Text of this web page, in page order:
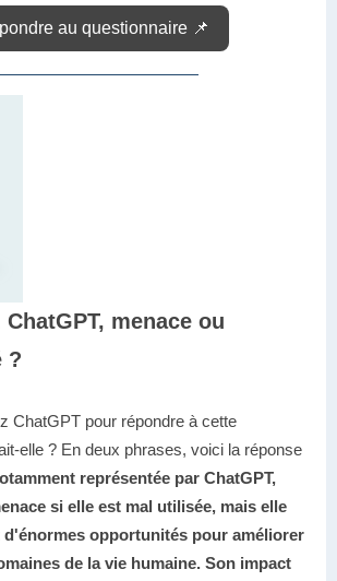
au questionnaire 📌
menace ou
?
ChatGPT pour répondre à cette
elle ? En deux phrases, voici la réponse
représentée par ChatGPT,
si elle est mal utilisée, mais elle
d'énormes opportunités pour améliorer
de la vie humaine. Son impact